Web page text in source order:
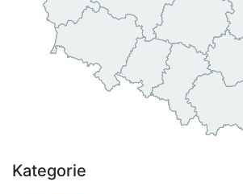
Kategorie